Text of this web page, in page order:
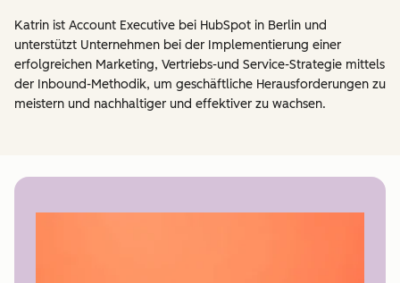
Katrin ist Account Executive bei HubSpot in Berlin und
unterstützt Unternehmen bei der Implementierung einer
erfolgreichen Marketing, Vertriebs-und Service-Strategie mittels
der Inbound-Methodik, um geschäftliche Herausforderungen zu
meistern und nachhaltiger und effektiver zu wachsen.